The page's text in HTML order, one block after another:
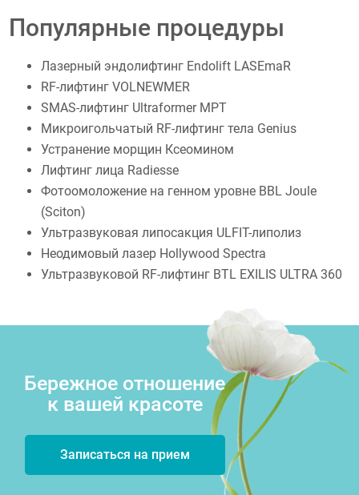
Популярные процедуры
Лазерный эндолифтинг Endolift LASEmaR
RF-лифтинг VOLNEWMER
SMAS-лифтинг Ultraformer MPT
Микроигольчатый RF-лифтинг тела Genius
Устранение морщин Ксеомином
Лифтинг лица Radiesse
Фотоомоложение на генном уровне BBL Joule
(Sciton)
Ультразвуковая липосакция ULFIT-липолиз
Неодимовый лазер Hollywood Spectra
Ультразвуковой RF-лифтинг BTL EXILIS ULTRA 360
Бережное отношение
к вашей красоте
Записаться на прием